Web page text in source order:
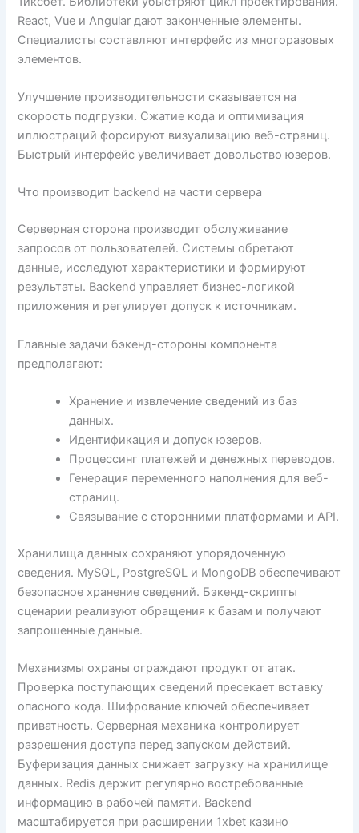
React, Vue и Angular дают законченные элементы.
Специалисты составляют интерфейс из многоразовых
элементов.
Улучшение производительности сказывается на
скорость подгрузки. Сжатие кода и оптимизация
иллюстраций форсируют визуализацию веб-страниц.
Быстрый интерфейс увеличивает довольство юзеров.
Что производит backend на части сервера
Серверная сторона производит обслуживание
запросов от пользователей. Системы обретают
данные, исследуют характеристики и формируют
результаты. Backend управляет бизнес-логикой
приложения и регулирует допуск к источникам.
Главные задачи бэкенд-стороны компонента
предполагают:
Хранение и извлечение сведений из баз
данных.
Идентификация и допуск юзеров.
Процессинг платежей и денежных переводов.
Генерация переменного наполнения для веб-
страниц.
Связывание с сторонними платформами и API.
Хранилища данных сохраняют упорядоченную
сведения. MySQL, PostgreSQL и MongoDB обеспечивают
безопасное хранение сведений. Бэкенд-скрипты
сценарии реализуют обращения к базам и получают
запрошенные данные.
Механизмы охраны ограждают продукт от атак.
Проверка поступающих сведений пресекает вставку
опасного кода. Шифрование ключей обеспечивает
приватность. Серверная механика контролирует
разрешения доступа перед запуском действий.
Буферизация данных снижает загрузку на хранилище
данных. Redis держит регулярно востребованные
информацию в рабочей памяти. Backend
масштабируется при расширении 1xbet казино